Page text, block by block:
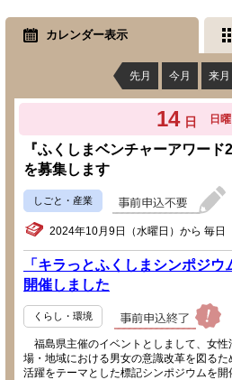
カレンダー表示
先月 今月 来月
14 日 日
『ふくしまベンチャーアワー
を募集します
しごと・産業
2024年10月9日（水曜日）から 毎日
「キラっとふくしまシンポジ
開催しました
くらし・環境
福島県主催のイベントとしまして、女性
場・地域における男女の意識改革を図る
活躍をテーマとした標記シンポジウムを開